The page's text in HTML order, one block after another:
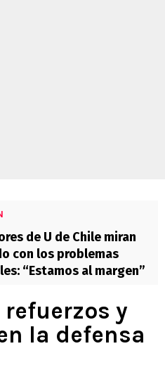
de U de Chile miran
con los problemas
“Estamos al margen”
y
la defensa